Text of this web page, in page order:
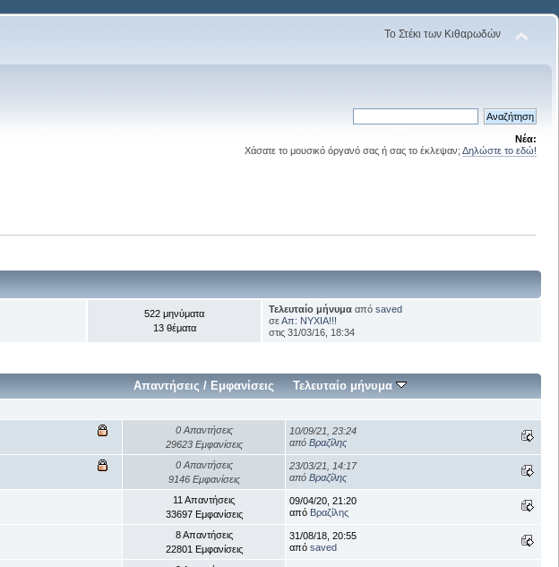
Το Στέκι των Κιθαρωδών
Νέα:
Χάσατε το μουσικό όργανό σας ή σας το έκλεψαν; Δηλώστε το εδώ!
522 μηνύματα
13 θέματα
Τελευταίο μήνυμα απόsaved
σεΑπ: ΝΥΧΙΑ!!!
στις 31/03/16, 18:34
Απαντήσεις / Εμφανίσεις Τελευταίο μήνυμα
0 Απαντήσεις
29623 Εμφανίσεις
10/09/21, 23:24
από Βραζίλης
0 Απαντήσεις
9146 Εμφανίσεις
23/03/21, 14:17
από Βραζίλης
11 Απαντήσεις
33697 Εμφανίσεις
09/04/20, 21:20
από Βραζίλης
8 Απαντήσεις
22801 Εμφανίσεις
31/08/18, 20:55
από saved